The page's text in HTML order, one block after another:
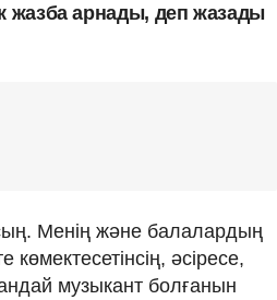
жазба арнады, деп жазады
Менің және балалардың
әсіресе,
музыкант болғанын